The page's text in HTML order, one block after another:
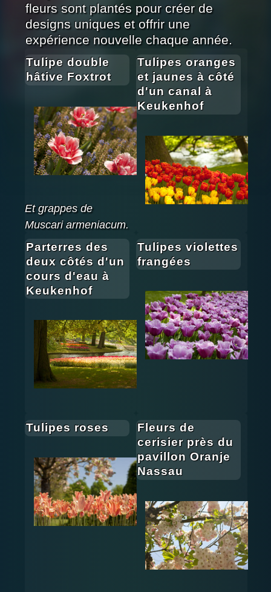
fleurs sont plantés pour créer de
designs uniques et offrir une
expérience nouvelle chaque année.
Tulipe double
hâtive Foxtrot
Et grappes de
Muscari armeniacum.
Tulipes oranges
et jaunes à côté
d'un canal à
Keukenhof
Parterres des
deux côtés d'un
cours d'eau à
Keukenhof
Tulipes violettes
frangées
Tulipes roses
Fleurs de
cerisier près du
pavillon Oranje
Nassau